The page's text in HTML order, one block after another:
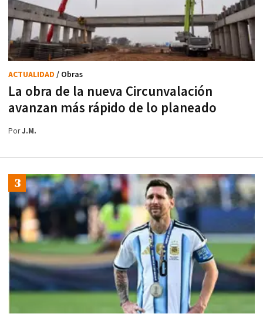
La obra de la nueva Circunvalación
avanzan más rápido de lo planeado
ACTUALIDAD / Obras
PorJ.M.